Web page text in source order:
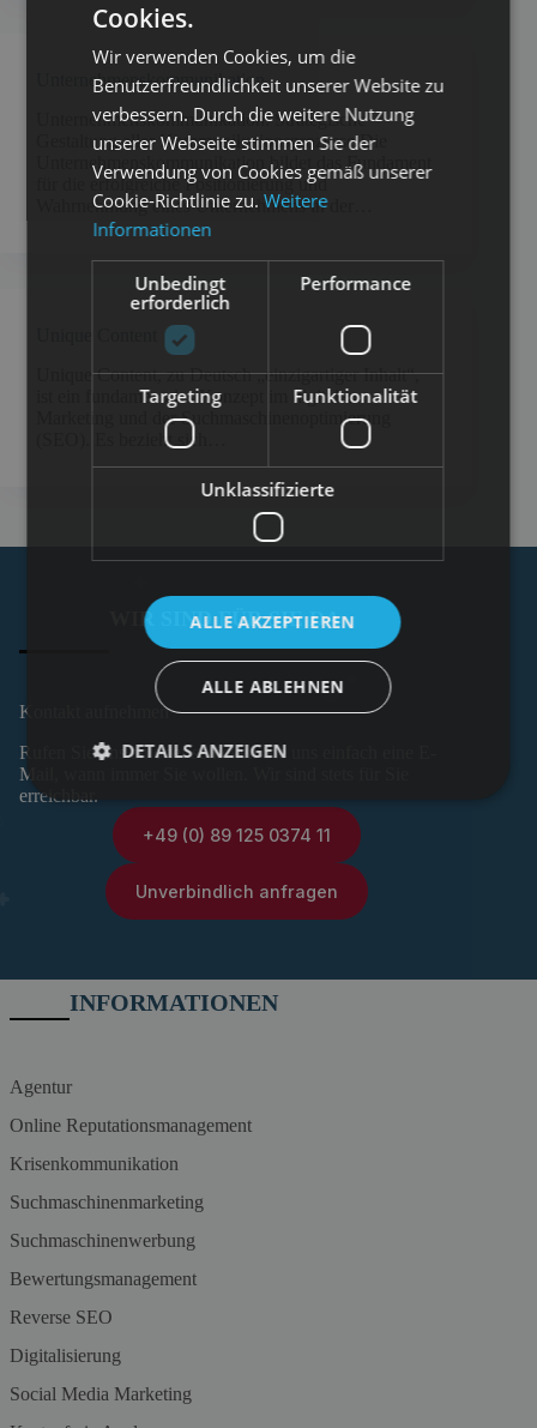
Unternehmenskommunikation
Unternehmenskommunikation: Strategische
Gestaltung aller Kommunikationsprozesse Die
Unternehmenskommunikation bildet das Fundament
für die erfolgreiche Positionierung und
Wahrnehmung eines Unternehmens in der…
Unique Content, zu Deutsch „einzigartiger Inhalt“,
ist ein fundamentales Konzept im digitalen
Marketing und der Suchmaschinenoptimierung
(SEO). Es bezieht sich…
WIR SIND FÜR SIE DA
Kontakt aufnehmen
Rufen Sie uns an oder schicken Sie uns einfach eine E-
Mail, wann immer Sie wollen. Wir sind stets für Sie
erreichbar.
+49 (0) 89 125 0374 11
Unverbindlich anfragen
INFORMATIONEN
Agentur
Online Reputationsmanagement
Krisenkommunikation
Suchmaschinenmarketing
Suchmaschinenwerbung
Bewertungsmanagement
Reverse SEO
Digitalisierung
Social Media Marketing
Cookies.
Wir verwenden Cookies, um die
Benutzerfreundlichkeit unserer Website zu
verbessern. Durch die weitere Nutzung
unserer Webseite stimmen Sie der
Verwendung von Cookies gemäß unserer
Cookie-Richtlinie zu.Weitere
Informationen
Unbedingt
erforderlich
Performance
Targeting Funktionalität
Unklassifizierte
ALLE AKZEPTIEREN
ALLE ABLEHNEN
DETAILS ANZEIGEN